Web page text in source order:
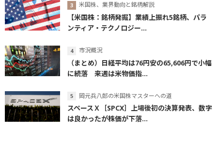
米国株、業界動向と銘柄解説
【米国株：銘柄発掘】業績上振れ5銘柄、パラ
ンティア・テクノロジー...
市況概況
（まとめ）日経平均は76円安の65,606円で小幅
に続落 来週は米物価指...
岡元兵八郎の米国株マスターへの道
スペースＸ［SPCX］上場後初の決算発表、数字
は良かったが株価が下落...